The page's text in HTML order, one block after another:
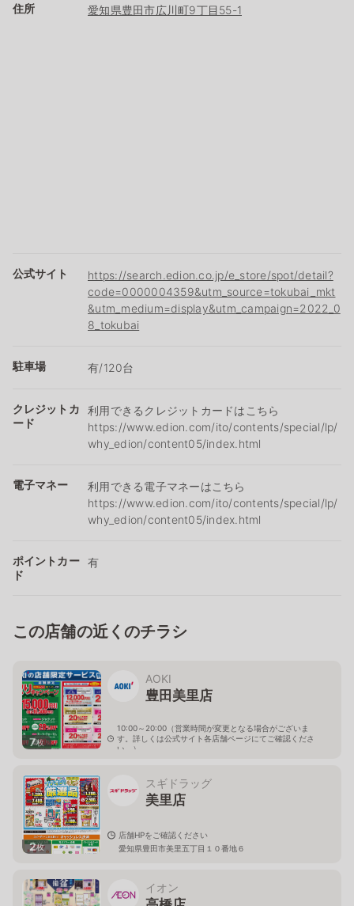
住所 愛知県豊田市広川町9丁目55-1
公式サイト
https://search.edion.co.jp/e_store/spot/detail?
code=0000004359&utm_source=tokubai_mkt
&utm_medium=display&utm_campaign=2022_0
8_tokubai
駐車場 有/120台
クレジットカ
ード
利用できるクレジットカードはこちら
https://www.edion.com/ito/contents/special/lp/
why_edion/content05/index.html
電子マネー
利用できる電子マネーはこちら
https://www.edion.com/ito/contents/special/lp/
why_edion/content05/index.html
ポイントカー
ド
有
この店舗の近くのチラシ
7枚
AOKI
豊田美里店
10:00～20:00（営業時間が変更となる場合がございま
す。詳しくは公式サイト各店舗ページにてご確認くださ
い。）
2枚
スギドラッグ
美里店
店舗HPをご確認ください
愛知県豊田市美里五丁目１０番地６
イオン